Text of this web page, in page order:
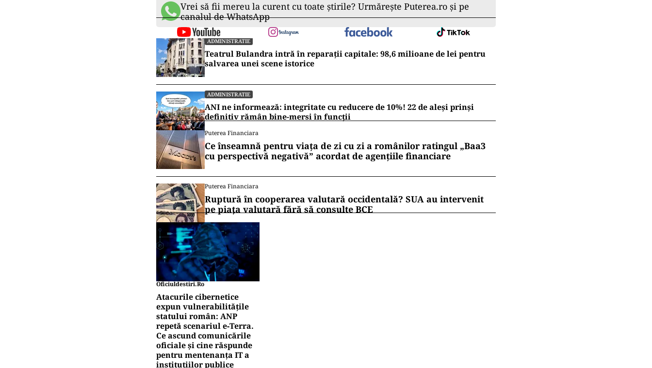
Vrei să fii mereu la curent cu toate știrile? Urmărește Puterea.ro și pe
canalul de WhatsApp
ADMINISTRATIE
Teatrul Bulandra intră în reparații capitale: 98,6 milioane de lei pentru
salvarea unei scene istorice
ADMINISTRATIE
ANI ne informează: integritate cu reducere de 10%! 22 de aleși prinși
definitiv rămân bine-mersi în funcții
Puterea Financiara
Ce înseamnă pentru viața de zi cu zi a românilor ratingul „Baa3
cu perspectivă negativă” acordat de agențiile financiare
Puterea Financiara
Ruptură în cooperarea valutară occidentală? SUA au intervenit
pe piața valutară fără să consulte BCE
Oficiuldestiri.ro
Atacurile cibernetice
expun vulnerabilitățile
statului român: ANP
repetă scenariul e‑Terra.
Ce ascund comunicările
oficiale și cine răspunde
pentru mentenanța IT a
instituțiilor publice